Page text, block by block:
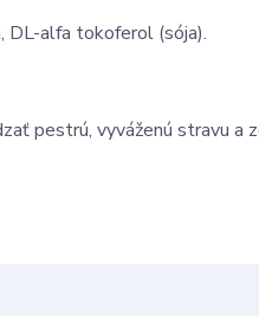
DL-alfa tokoferol (sója).
pestrú, vyváženú stravu a